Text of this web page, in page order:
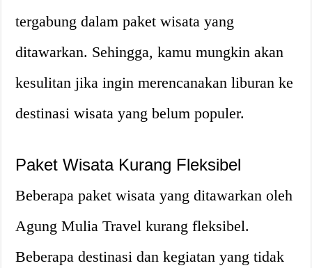
tergabung dalam paket wisata yang
ditawarkan. Sehingga, kamu mungkin akan
kesulitan jika ingin merencanakan liburan ke
destinasi wisata yang belum populer.
Paket Wisata Kurang Fleksibel
Beberapa paket wisata yang ditawarkan oleh
Agung Mulia Travel kurang fleksibel.
Beberapa destinasi dan kegiatan yang tidak